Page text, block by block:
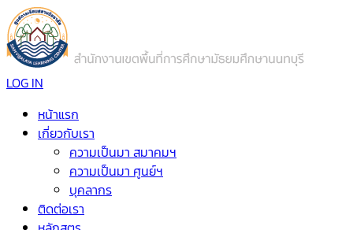
LOG IN
หน้าแรก
เกี่ยวกับเรา
ความเป็นมา สมาคมฯ
ความเป็นมา ศูนย์ฯ
บุคลากร
ติดต่อเรา